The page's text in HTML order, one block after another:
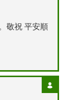
敬祝 平安順